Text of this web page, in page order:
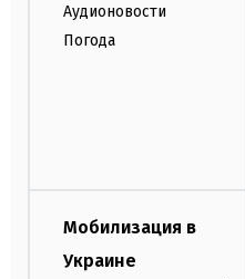
Аудионовости
Погода
Мобилизация в
Украине